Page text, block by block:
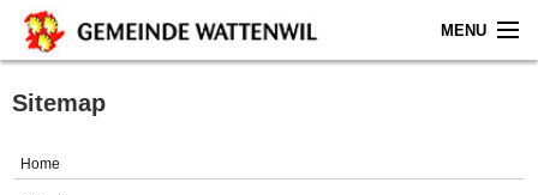
MENU
Home
Sitemap
Home